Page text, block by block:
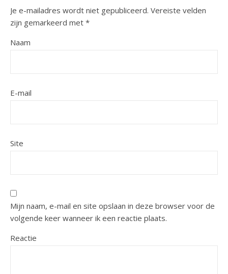
Je e-mailadres wordt niet gepubliceerd. Vereiste velden
zijn gemarkeerd met *
Naam
E-mail
Site
Mijn naam, e-mail en site opslaan in deze browser voor de
volgende keer wanneer ik een reactie plaats.
Reactie